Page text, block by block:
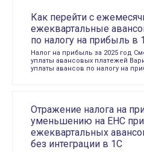
Как перейти с
ежеквартальные
по налогу на прибыль в
Налог на прибыль за 2025 год
уплаты авансовых платежей
уплаты авансов по налогу на
Отражение налога на
уменьшению на ЕНС при
ежеквартальных
без интеграции в 1С